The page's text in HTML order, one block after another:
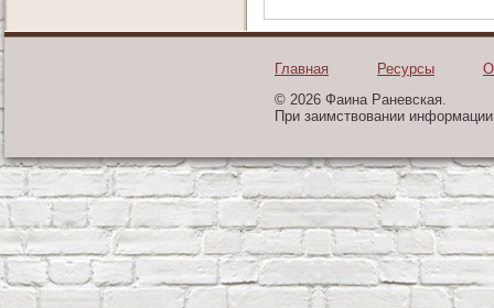
Главная Ресурсы
© 2026 Фаина Раневская.
При заимствовании